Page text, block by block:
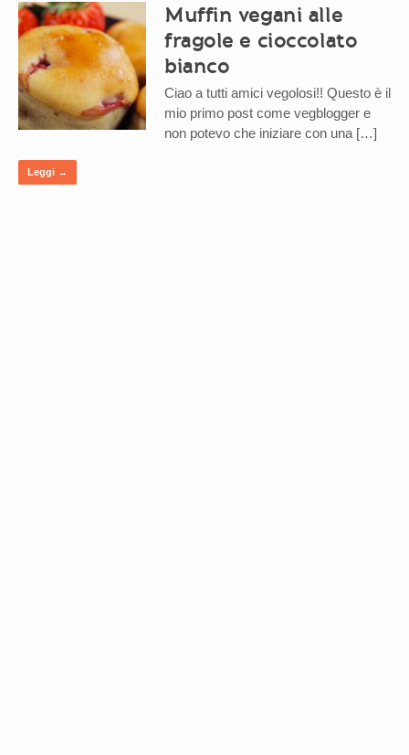
Muffin vegani alle
fragole e cioccolato
bianco
Ciao a tutti amici vegolosi!! Questo è il
mio primo post come vegblogger e
non potevo che iniziare con una […]
Leggi →